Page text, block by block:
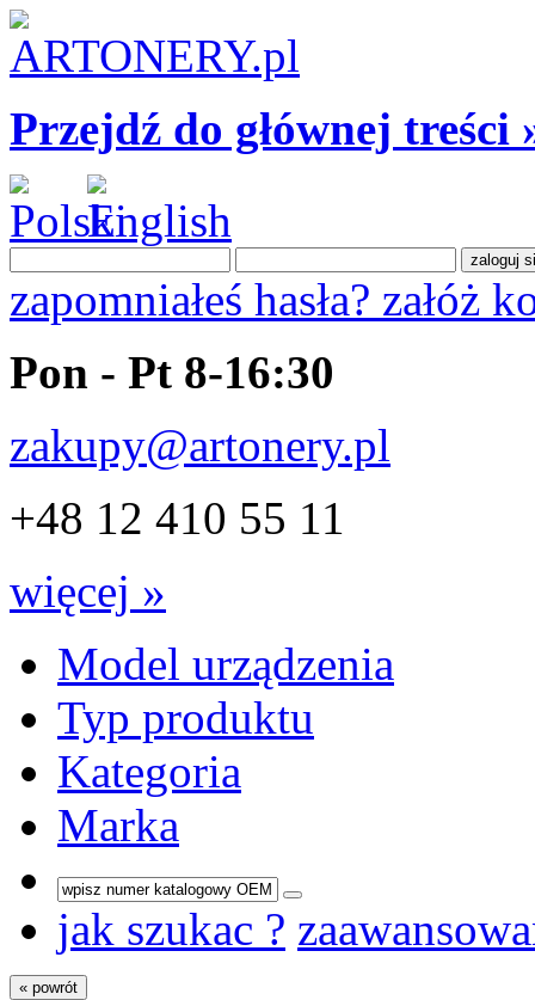
Przejdź do głównej treści
zapomniałeś hasła? załóż
Pon - Pt 8-16:30
zakupy@artonery.pl
+48 12 410 55 11
więcej »
Model urządzenia
Typ produktu
Kategoria
Marka
jak szukac ?
« powrót